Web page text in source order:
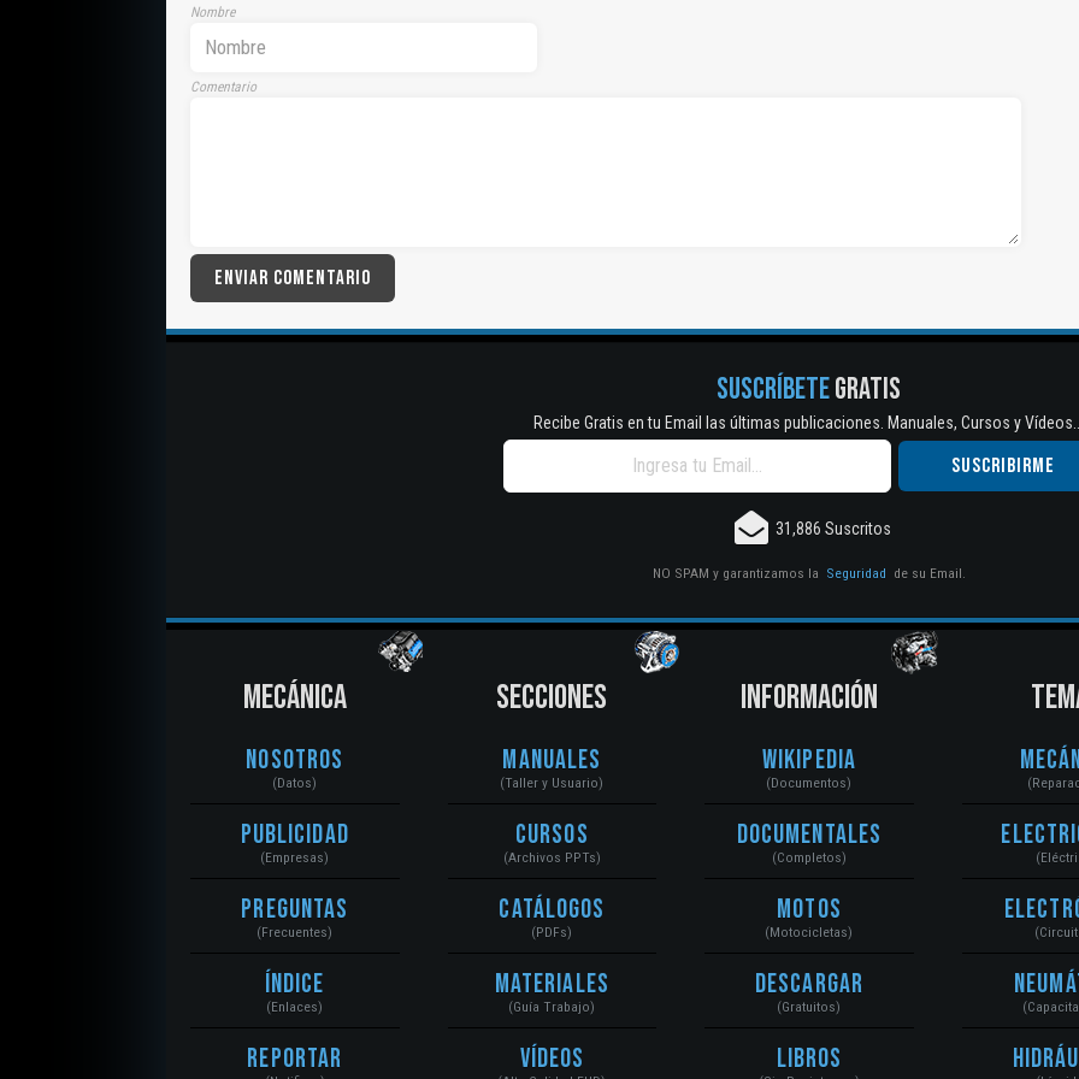
Nombre
Comentario
SUSCRÍBETEGRATIS
Recibe Gratis en tu Email las últimas publicaciones. Manuales, Cursos y
31,886 Suscritos
NO SPAM y garantizamos la Seguridad de su Email.
MECÁNICA
Nosotros
(Datos)
Publicidad
(Empresas)
Preguntas
(Frecuentes)
Índice
(Enlaces)
Reportar
SECCIONES
Manuales
(Taller y Usuario)
Cursos
(Archivos PPTs)
Catálogos
(PDFs)
Materiales
(Guía Trabajo)
Vídeos
INFORMACIÓN
Wikipedia
(Documentos)
Documentales
(Completos)
Motos
(Motocicletas)
Descargar
(Gratuitos)
Libros